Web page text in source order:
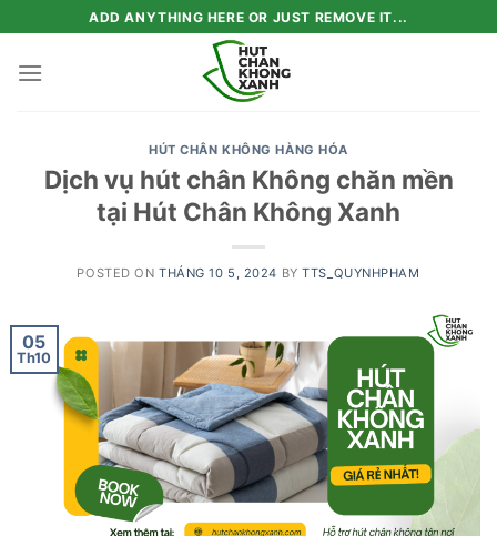
to
content
ADD ANYTHING HERE OR JUST REMOVE IT...
HÚT CHÂN KHÔNG HÀNG HÓA
Dịch vụ hút chân Không chăn mền
tại Hút Chân Không Xanh
POSTED ONTHÁNG 10 5, 2024 BYTTS_QUYNHPHAM
05
Th10